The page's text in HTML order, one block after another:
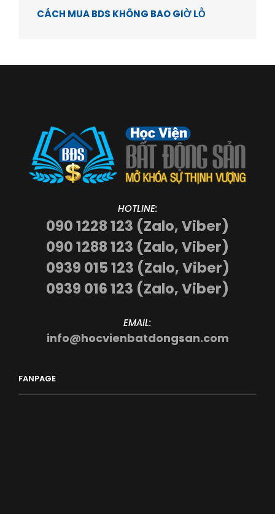
CÁCH MUA BDS KHÔNG BAO GIỜ LỖ
HOTLINE:
090 1228 123 (Zalo, Viber)
090 1288 123 (Zalo, Viber)
0939 015 123 (Zalo, Viber)
0939 016 123 (Zalo, Viber)
EMAIL:
info@hocvienbatdongsan.com
FANPAGE